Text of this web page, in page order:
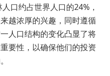
口约占世界人口的24%，
越浓厚的兴趣，同时遵循
人口结构的变化凸显了将
要性，以确保他们的投资